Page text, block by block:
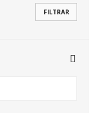
FILTRAR